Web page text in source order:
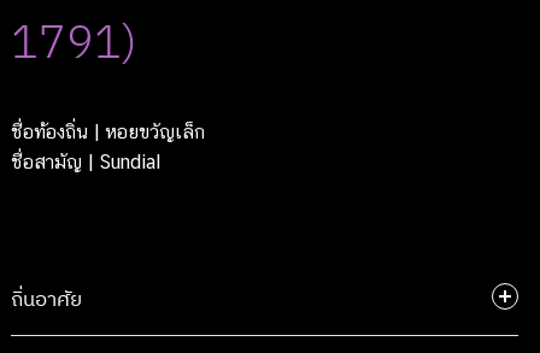
1791)
ชื่อท้องถิ่น | หอยขวัญเล็ก
ชื่อสามัญ | Sundial
ถิ่นอาศัย